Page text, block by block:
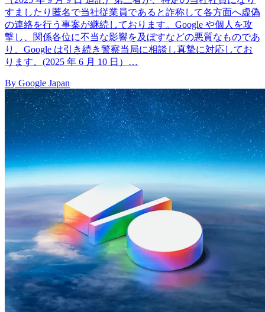
すましたり匿名で当社従業員であると詐称して各方面へ虚偽
の連絡を行う事案が継続しております。Google や個人を攻
撃し、関係各位に不当な影響を及ぼすなどの悪質なものであ
り、Google は引き続き警察当局に相談し真摯に対応してお
ります。(2025 年 6 月 10 日）…
By Google Japan